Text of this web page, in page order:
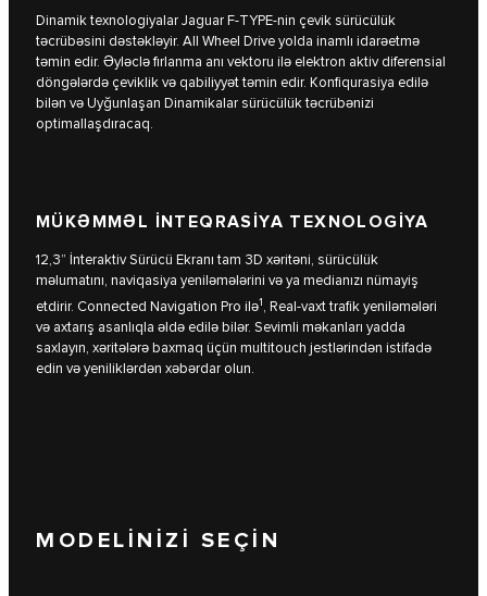
Dinamik texnologiyalar Jaguar F‑TYPE-nin çevik sürücülük
təcrübəsini dəstəkləyir. All Wheel Drive yolda inamlı idarəetmə
təmin edir. Əyləclə fırlanma anı vektoru ilə elektron aktiv diferensial
döngələrdə çeviklik və qabiliyyət təmin edir. Konfiqurasiya edilə
bilən və Uyğunlaşan Dinamikalar sürücülük təcrübənizi
optimallaşdıracaq.
MÜKƏMMƏL İNTEQRASİYA TEXNOLOGİYA
12,3” İnteraktiv Sürücü Ekranı tam 3D xəritəni, sürücülük
məlumatını, naviqasiya yeniləmələrini və ya medianızı nümayiş
etdirir. Connected Navigation Pro ilə1, Real-vaxt trafik yeniləmələri
və axtarış asanlıqla əldə edilə bilər. Sevimli məkanları yadda
saxlayın, xəritələrə baxmaq üçün multitouch jestlərindən istifadə
edin və yeniliklərdən xəbərdar olun.
MODELİNİZİ SEÇİN